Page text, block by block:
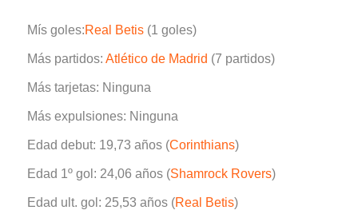
Mís goles:Real Betis (1 goles)
Más partidos: Atlético de Madrid (7 partidos)
Más tarjetas: Ninguna
Más expulsiones: Ninguna
Edad debut: 19,73 años (Corinthians)
Edad 1º gol: 24,06 años (Shamrock Rovers)
Edad ult. gol: 25,53 años (Real Betis)